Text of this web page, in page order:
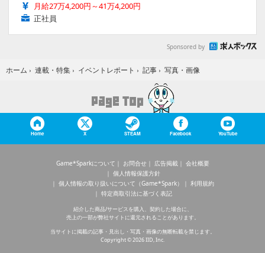
月給27万4,200円～41万4,200円
正社員
Sponsored by
ホーム › 連載・特集 › イベントレポート › 記事 › 写真・画像
Home X STEAM Facebook YouTube
Game*Sparkについて お問合せ 広告掲載
会社概要
個人情報保護方針
個人情報の取り扱いについて（Game*Spark）
利用規約
特定商取引法に基づく表記
紹介した商品/サービスを購入、契約した場合に、
売上の一部が弊社サイトに還元されることがあります。
当サイトに掲載の記事・見出し・写真・画像の無断転載を禁じます。
Copyright © 2026 IID, Inc.